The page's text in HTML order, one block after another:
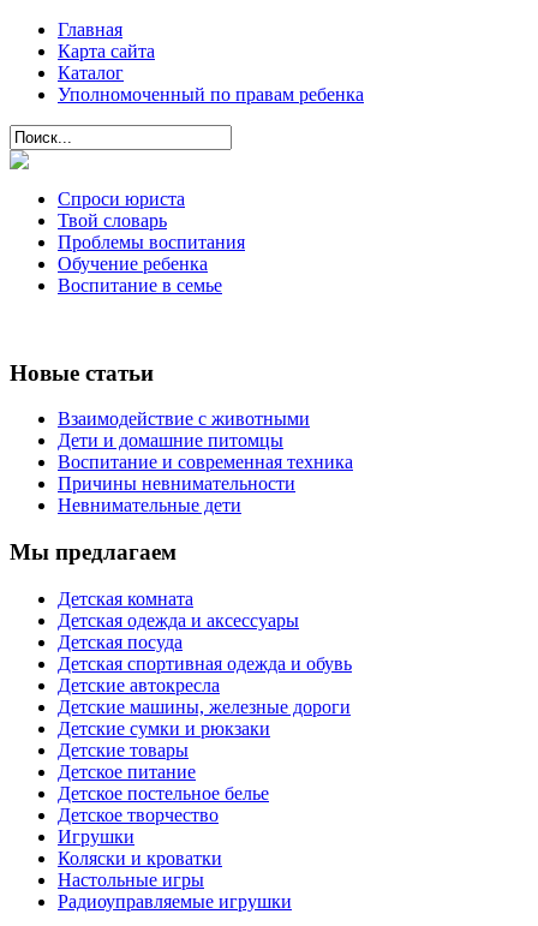
Главная
Карта сайта
Каталог
Уполномоченный по правам ребенка
Спроси юриста
Твой словарь
Проблемы воспитания
Обучение ребенка
Воспитание в семье
Новые статьи
Взаимодействие с животными
Дети и домашние питомцы
Воспитание и современная техника
Причины невнимательности
Невнимательные дети
Мы предлагаем
Детская комната
Детская одежда и аксессуары
Детская посуда
Детская спортивная одежда и обувь
Детские автокресла
Детские машины, железные дороги
Детские сумки и рюкзаки
Детские товары
Детское питание
Детское постельное белье
Детское творчество
Игрушки
Коляски и кроватки
Настольные игры
Радиоуправляемые игрушки